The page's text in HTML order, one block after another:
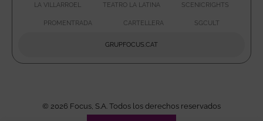
LA VILLARROEL
ABRE EN NUEVA VENTANA
TEATRO LA LATINA
ABRE EN NUEVA
SCENICRIGHTS
PROMENTRADA
ABRE EN NUEVA VENTANA
CARTELLERA
ABRE EN NUEVA
SGCULT
GRUPFOCUS.CAT
© 2026 Focus, S.A. Todos los derechos reservados